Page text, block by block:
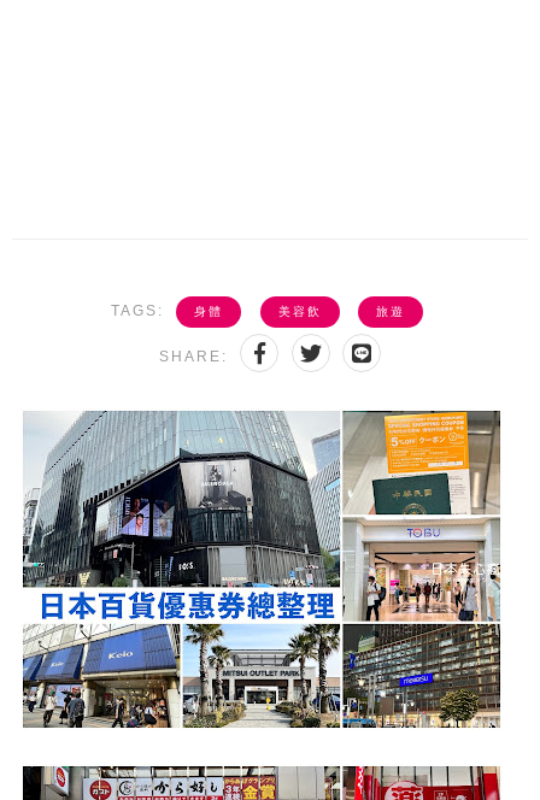
TAGS: 身體 美容飲 旅遊
SHARE: